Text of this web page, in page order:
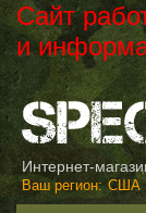
Сайт
и
Интернет-
Ваш регион: США